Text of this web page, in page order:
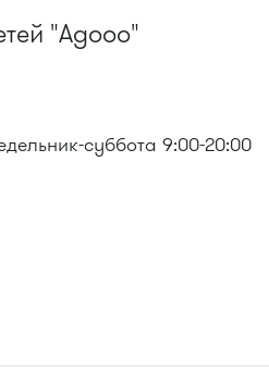
"Agooo"
суббота 9:00-20:00